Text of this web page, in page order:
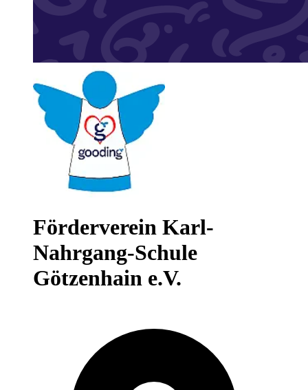
Förderverein Karl-
Nahrgang-Schule
Götzenhain e.V.